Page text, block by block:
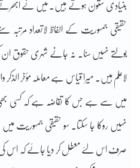
بنیادی ستون ہوتے ہیں۔ میں نے
حقیقی جمہوریت کے الفاظ لاتعداد
بولتے نہیں سنا۔ نہ جانے شہری حقوق
لاعلم ہیں۔ میرا قیاس ہے معاملہ مؤخر
میں سے ہے جس کا تقاضہ ہے کہ کسی
نہیں روکا جا سکتا۔ سو حقیقی جمہوریت
صرف اس لئے معطل کر دیا جائے کہ اس